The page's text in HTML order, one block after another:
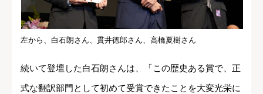
左から、白石朗さん、貫井徳郎さん、高橋夏樹さん
続いて登壇した白石朗さんは、「この歴史ある賞で、正
式な翻訳部門として初めて受賞できたことを大変光栄に